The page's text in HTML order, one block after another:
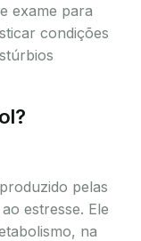
exame para
condições
pelas
estresse. Ele
na